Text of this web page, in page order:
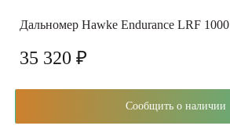
Дальномер Hawke Endurance LRF 1000
35 320 ₽
Сообщить о наличии